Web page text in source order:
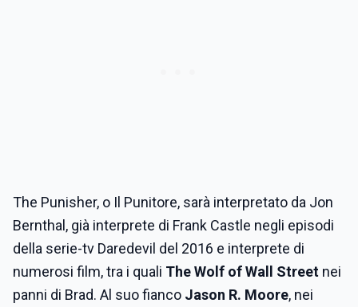
The Punisher, o Il Punitore, sarà interpretato da Jon
Bernthal, già interprete di Frank Castle negli episodi
della serie-tv Daredevil del 2016 e interprete di
numerosi film, tra i quali The Wolf of Wall Street nei
panni di Brad. Al suo fianco Jason R. Moore, nei